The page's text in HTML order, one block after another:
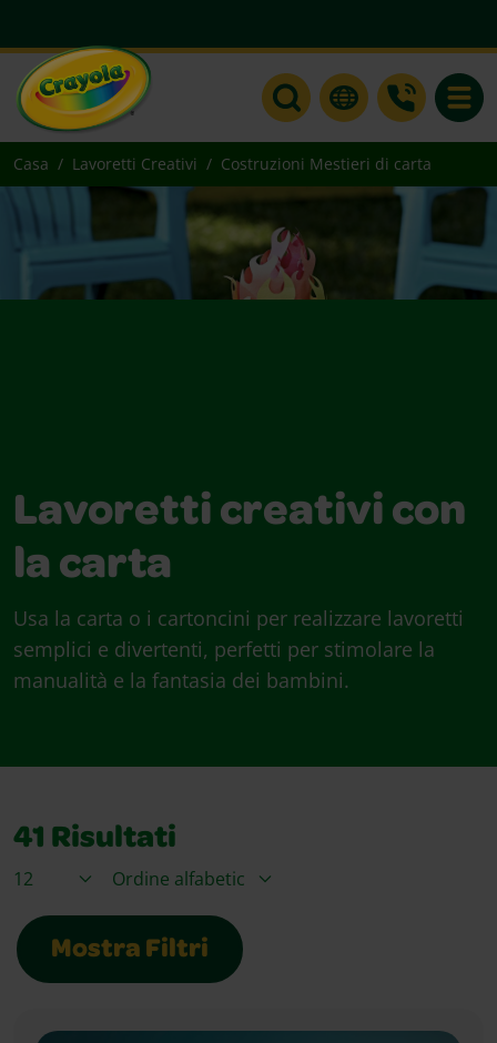
Casa Lavoretti Creativi Costruzioni Mestieri di carta
Lavoretti creativi con
la carta
Usa la carta o i cartoncini per realizzare lavoretti
semplici e divertenti, perfetti per stimolare la
manualità e la fantasia dei bambini.
41 Risultati
Articoli per pagina
Ordina per
Mostra Filtri